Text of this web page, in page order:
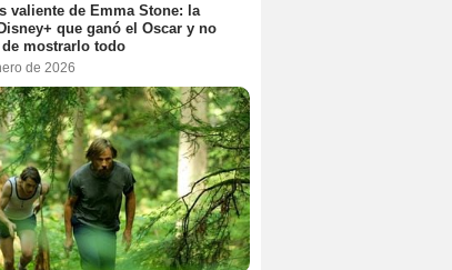
valiente de Emma Stone: la
que ganó el Oscar y no
mostrarlo todo
de 2026